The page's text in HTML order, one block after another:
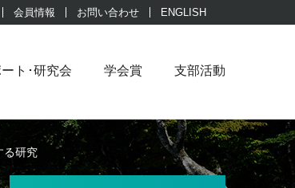
会員情報 お問い合わせ ENGLISH
ト･研究会 学会賞 支部活動
る研究